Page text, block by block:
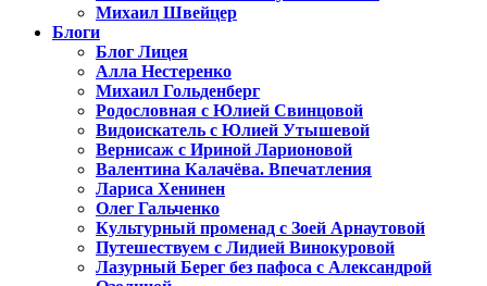
Михаил Швейцер
Блоги
Блог Лицея
Алла Нестеренко
Михаил Гольденберг
Родословная с Юлией Свинцовой
Видоискатель с Юлией Утышевой
Вернисаж с Ириной Ларионовой
Валентина Калачёва. Впечатления
Лариса Хенинен
Олег Гальченко
Культурный променад с Зоей Арнаутовой
Путешествуем с Лидией Винокуровой
Лазурный Берег без пафоса с Александрой